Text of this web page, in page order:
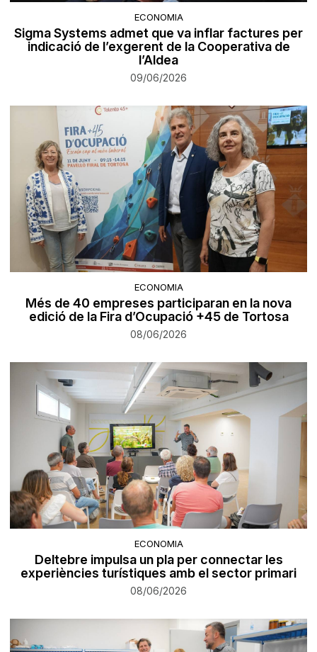
ECONOMIA
Sigma Systems admet que va inflar factures per
indicació de l’exgerent de la Cooperativa de
l’Aldea
09/06/2026
ECONOMIA
Més de 40 empreses participaran en la nova
edició de la Fira d’Ocupació +45 de Tortosa
08/06/2026
ECONOMIA
Deltebre impulsa un pla per connectar les
experiències turístiques amb el sector primari
08/06/2026